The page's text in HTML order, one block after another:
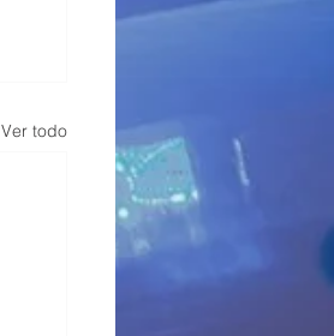
Ver todo